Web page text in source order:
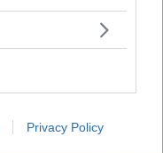
Privacy Policy